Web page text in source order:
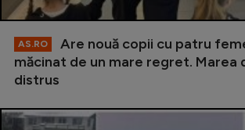
AS.RO
Are nouă copii cu patru
măcinat de un mare regret. Marea
distrus